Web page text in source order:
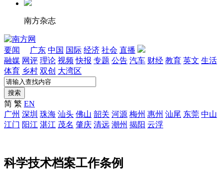
南方杂志
要闻 广东 中国 国际 经济 社会 直播
融媒 网评 理论 视频 快报 专题 公告 汽车 财经 教育 英文 生活
体育 乡村 双创 大湾区
搜索
简 繁 EN
广州 深圳 珠海 汕头 佛山 韶关 河源 梅州 惠州 汕尾 东莞 中山
江门 阳江 湛江 茂名 肇庆 清远 潮州 揭阳 云浮
科学技术档案工作条例